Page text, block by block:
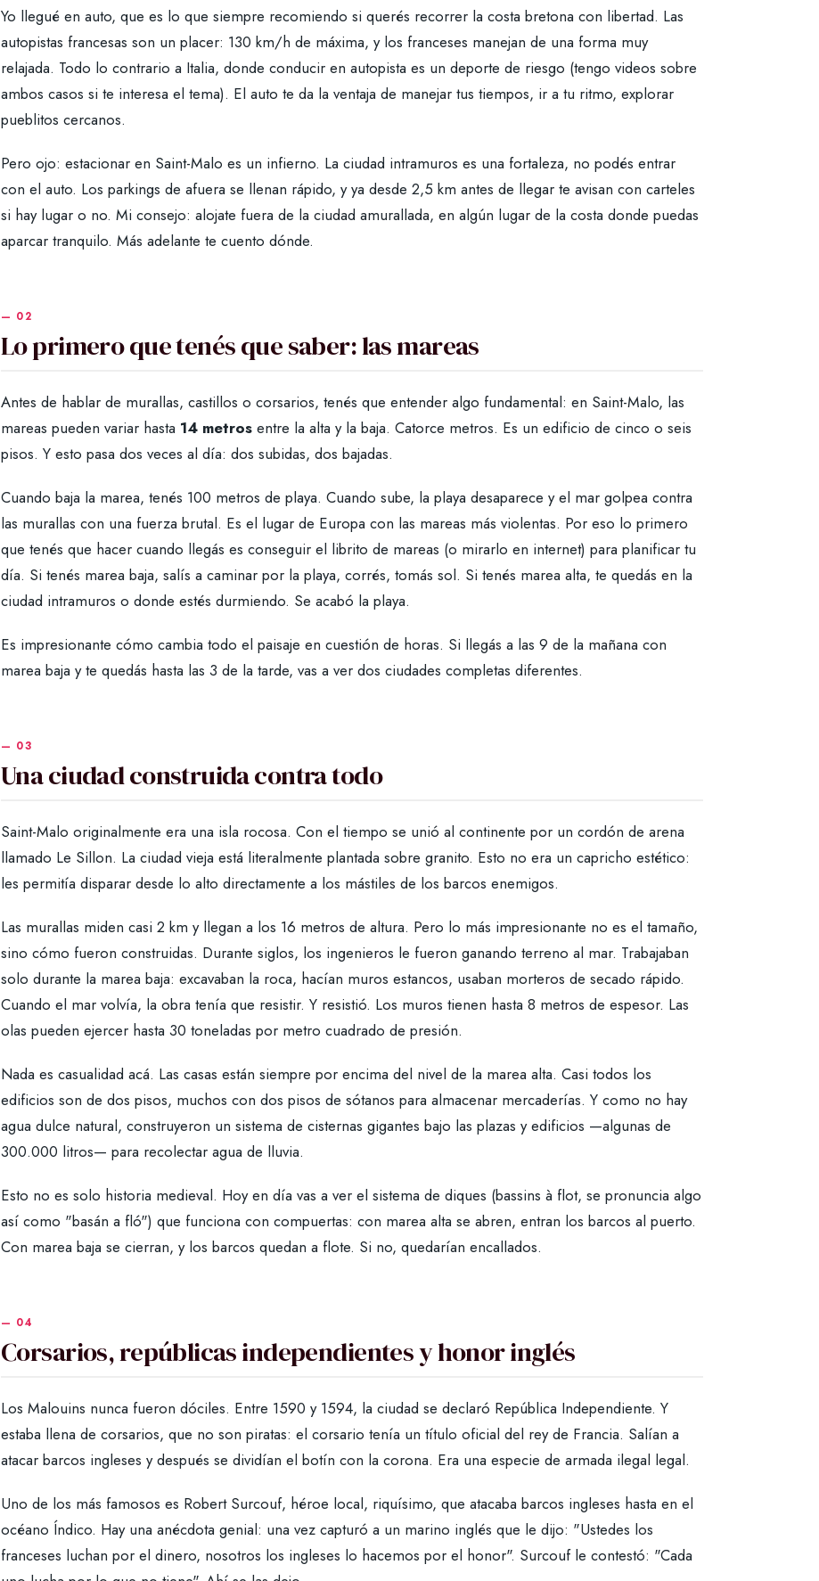
Yo llegué en auto, que es lo que siempre recomiendo si querés recorrer la costa bretona con libertad. Las
autopistas francesas son un placer: 130 km/h de máxima, y los franceses manejan de una forma muy
relajada. Todo lo contrario a Italia, donde conducir en autopista es un deporte de riesgo (tengo videos sobre
ambos casos si te interesa el tema). El auto te da la ventaja de manejar tus tiempos, ir a tu ritmo, explorar
pueblitos cercanos.
Pero ojo: estacionar en Saint-Malo es un infierno. La ciudad intramuros es una fortaleza, no podés entrar
con el auto. Los parkings de afuera se llenan rápido, y ya desde 2,5 km antes de llegar te avisan con carteles
si hay lugar o no. Mi consejo: alojate fuera de la ciudad amurallada, en algún lugar de la costa donde puedas
aparcar tranquilo. Más adelante te cuento dónde.
Lo primero que tenés que saber: las mareas
Antes de hablar de murallas, castillos o corsarios, tenés que entender algo fundamental: en Saint-Malo, las
mareas pueden variar hasta 14 metros entre la alta y la baja. Catorce metros. Es un edificio de cinco o seis
pisos. Y esto pasa dos veces al día: dos subidas, dos bajadas.
Cuando baja la marea, tenés 100 metros de playa. Cuando sube, la playa desaparece y el mar golpea contra
las murallas con una fuerza brutal. Es el lugar de Europa con las mareas más violentas. Por eso lo primero
que tenés que hacer cuando llegás es conseguir el librito de mareas (o mirarlo en internet) para planificar tu
día. Si tenés marea baja, salís a caminar por la playa, corrés, tomás sol. Si tenés marea alta, te quedás en la
ciudad intramuros o donde estés durmiendo. Se acabó la playa.
Es impresionante cómo cambia todo el paisaje en cuestión de horas. Si llegás a las 9 de la mañana con
marea baja y te quedás hasta las 3 de la tarde, vas a ver dos ciudades completas diferentes.
Una ciudad construida contra todo
Saint-Malo originalmente era una isla rocosa. Con el tiempo se unió al continente por un cordón de arena
llamado Le Sillon. La ciudad vieja está literalmente plantada sobre granito. Esto no era un capricho estético:
les permitía disparar desde lo alto directamente a los mástiles de los barcos enemigos.
Las murallas miden casi 2 km y llegan a los 16 metros de altura. Pero lo más impresionante no es el tamaño,
sino cómo fueron construidas. Durante siglos, los ingenieros le fueron ganando terreno al mar. Trabajaban
solo durante la marea baja: excavaban la roca, hacían muros estancos, usaban morteros de secado rápido.
Cuando el mar volvía, la obra tenía que resistir. Y resistió. Los muros tienen hasta 8 metros de espesor. Las
olas pueden ejercer hasta 30 toneladas por metro cuadrado de presión.
Nada es casualidad acá. Las casas están siempre por encima del nivel de la marea alta. Casi todos los
edificios son de dos pisos, muchos con dos pisos de sótanos para almacenar mercaderías. Y como no hay
agua dulce natural, construyeron un sistema de cisternas gigantes bajo las plazas y edificios —algunas de
300.000 litros— para recolectar agua de lluvia.
Esto no es solo historia medieval. Hoy en día vas a ver el sistema de diques (bassins à flot, se pronuncia algo
así como "basán a fló") que funciona con compuertas: con marea alta se abren, entran los barcos al puerto.
Con marea baja se cierran, y los barcos quedan a flote. Si no, quedarían encallados.
Corsarios, repúblicas independientes y honor inglés
Los Malouins nunca fueron dóciles. Entre 1590 y 1594, la ciudad se declaró República Independiente. Y
estaba llena de corsarios, que no son piratas: el corsario tenía un título oficial del rey de Francia. Salían a
atacar barcos ingleses y después se dividían el botín con la corona. Era una especie de armada ilegal legal.
Uno de los más famosos es Robert Surcouf, héroe local, riquísimo, que atacaba barcos ingleses hasta en el
océano Índico. Hay una anécdota genial: una vez capturó a un marino inglés que le dijo: "Ustedes los
franceses luchan por el dinero, nosotros los ingleses lo hacemos por el honor". Surcouf le contestó: "Cada